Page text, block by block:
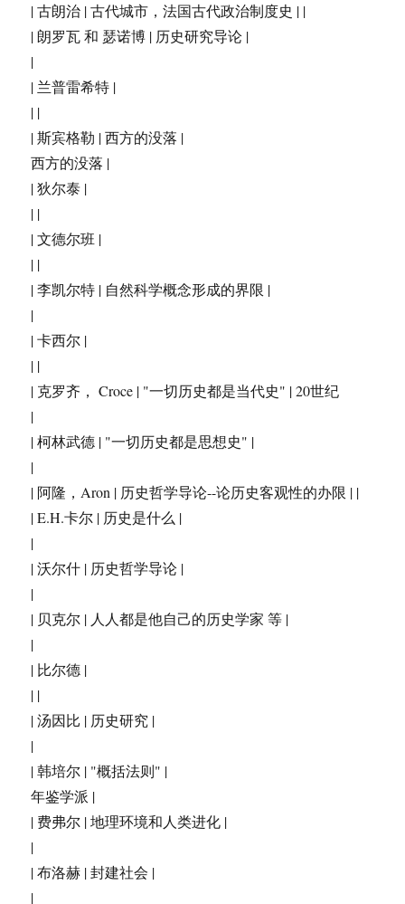
| 古朗治 | 古代城市，法国古代政治制度史 | |
| 朗罗瓦 和 瑟诺博 | 历史研究导论 |
|
| 兰普雷希特 |
| |
| 斯宾格勒 | 西方的没落 |
西方的没落 |
| 狄尔泰 |
| |
| 文德尔班 |
| |
| 李凯尔特 | 自然科学概念形成的界限 |
|
| 卡西尔 |
| |
| 克罗齐， Croce | "一切历史都是当代史" | 20世纪
|
| 柯林武德 | "一切历史都是思想史" |
|
| 阿隆，Aron | 历史哲学导论--论历史客观性的办限 | |
| E.H.卡尔 | 历史是什么 |
|
| 沃尔什 | 历史哲学导论 |
|
| 贝克尔 | 人人都是他自己的历史学家 等 |
|
| 比尔德 |
| |
| 汤因比 | 历史研究 |
|
| 韩培尔 | "概括法则" |
年鉴学派 |
| 费弗尔 | 地理环境和人类进化 |
|
| 布洛赫 | 封建社会 |
|